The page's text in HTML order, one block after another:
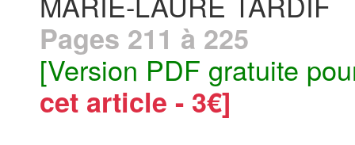
Pages 211 à 225
[Version PDF gratuite
cet article - 3€]